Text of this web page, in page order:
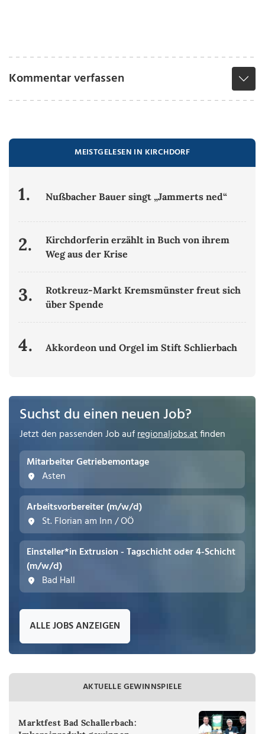
Kommentar verfassen
MEISTGELESEN IN KIRCHDORF
1. Nußbacher Bauer singt „Jammerts ned“
2.
Kirchdorferin erzählt in Buch von ihrem
Weg aus der Krise
3.
Rotkreuz-Markt Kremsmünster freut sich
über Spende
4. Akkordeon und Orgel im Stift Schlierbach
Suchst du einen neuen Job?
Jetzt den passenden Job aufregionaljobs.atfinden
Mitarbeiter Getriebemontage
Asten
Arbeitsvorbereiter (m/w/d)
St. Florian am Inn / OÖ
Einsteller*in Extrusion - Tagschicht oder 4-Schicht
(m/w/d)
Bad Hall
ALLE JOBS ANZEIGEN
AKTUELLE GEWINNSPIELE
Marktfest Bad Schallerbach: